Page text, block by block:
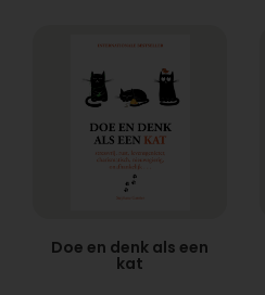
Doe en denk als een
kat